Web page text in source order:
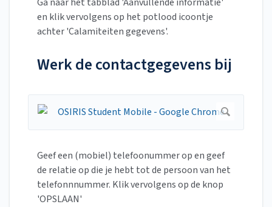
en klik vervolgens op het potlood icoontje
achter 'Calamiteiten gegevens'.
Werk de contactgegevens bij
Geef een (mobiel) telefoonummer op en geef
de relatie op die je hebt tot de persoon van het
telefonnnummer. Klik vervolgens op de knop
'OPSLAAN'